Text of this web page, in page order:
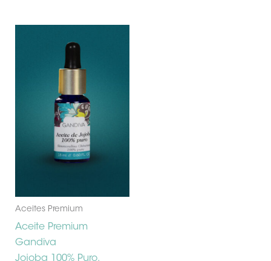
Aceites Premium
Aceite Premium
Gandiva
Jojoba 100% Puro.